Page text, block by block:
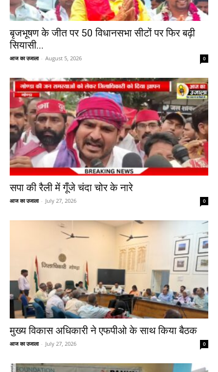
बृजभूषण के जीत पर 50 विधानसभा सीटों पर फिर बढ़ी
सियासी...
आज का उजाला - August 5, 2026 0
सपा की रैली में गूँजे चंदा चोर के नारे
आज का उजाला - July 27, 2026 0
मुख्य विकास अधिकारी ने एफपीओ के साथ किया बैठक
आज का उजाला - July 27, 2026 0